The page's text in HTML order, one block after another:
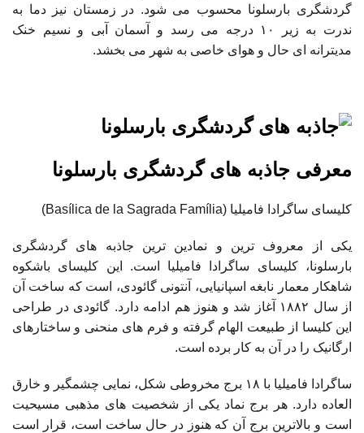
گردشگری بارسلونا محسوب می شود. در زمستان نیز دما به
ندرت به زیر ۱۰ درجه می رسد و آسمان آبی و نسیم خنک
مدیترانه ای حال و هوای خاصی به شهر می بخشد.
معرفی جاذبه های گردشگری بارسلونا
کلیسای ساگرادا فامیلیا (Basílica de la Sagrada Família)
یکی از معروف ترین و نمادین ترین جاذبه های گردشگری
بارسلونا، کلیسای ساگرادا فامیلیا است. این کلیسای باشکوه
شاهکار معمار نابغه اسپانیایی، آنتونی گائودی، است که ساخت آن
از سال ۱۸۸۲ آغاز شد و هنوز هم ادامه دارد. گائودی در طراحی
این کلیسا از طبیعت الهام گرفته و فرم های منحنی و ساختارهای
ارگانیک را در آن به کار برده است.
ساگرادا فامیلیا با ۱۸ برج مخروطی شکل، نمایی چشمگیر و خارق
العاده دارد. هر برج نماد یکی از شخصیت های مذهبی مسیحیت
است و بالاترین برج آن که هنوز در حال ساخت است، قرار است